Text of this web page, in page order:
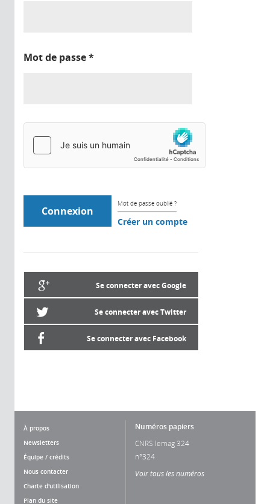
Mot de passe*
Mot de passe oublié ?
Créer un compte
Se connecter avec Google
Se connecter avec Twitter
Se connecter avec Facebook
À propos
Newsletters
Équipe / crédits
Nous contacter
Charte d'utilisation
Plan du site
Numéros papiers
CNRS lemag 324
n°324
Voir tous les numéros